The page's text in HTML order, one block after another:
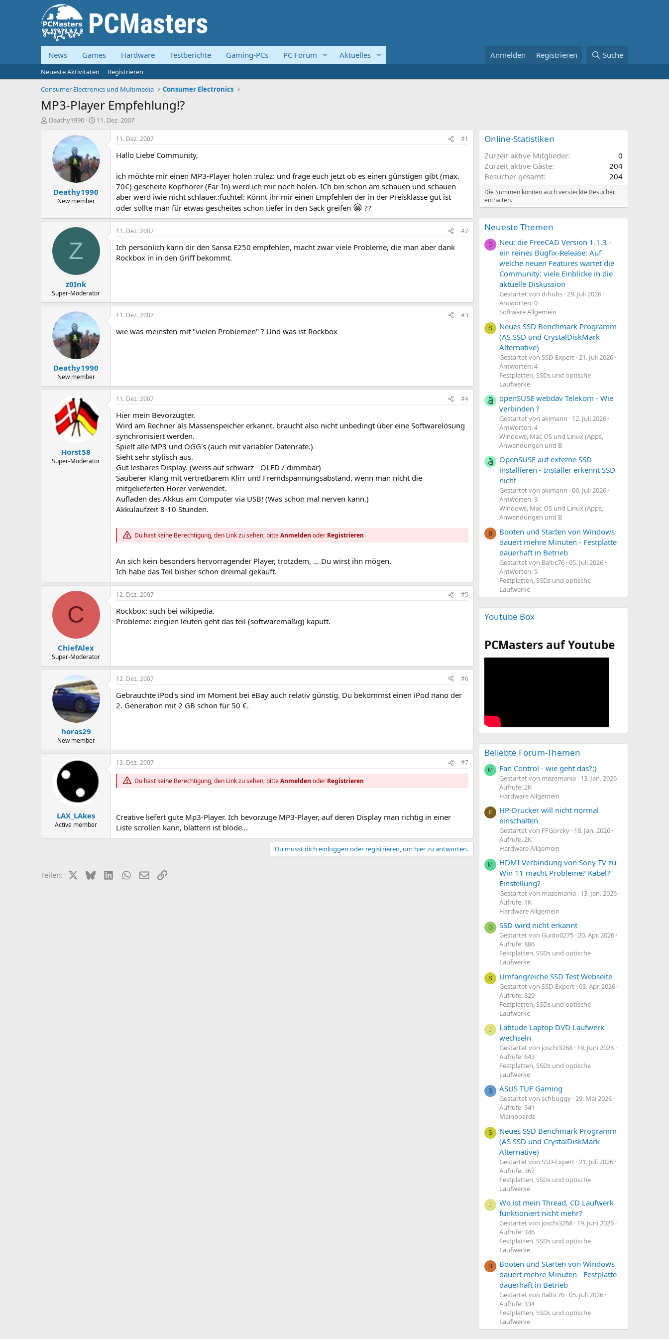
News Games Hardware Testberichte Gaming-PCs PC Forum Aktuelles Anmelden Registrieren Suche
Neueste Aktivitäten
Registrieren
Consumer Electronics und Multimedia
Consumer Electronics
MP3-Player Empfehlung!?
E
Deathy1990
E
t
e
l
l
a
11. Dez. 2007
Deathy1990
New member
11. Dez. 2007 #1
Hallo Liebe Community,
ich möchte mir einen MP3-Player holen :rulez: und frage euch jetzt ob es einen günstigen gibt (max.
70€) gescheite Kopfhörer (Ear-In) werd ich mir noch holen. ICh bin schon am schauen und schauen
aber werd iwie nicht schlauer.:fuchtel: Könnt ihr mir einen Empfehlen der in der Preisklasse gut ist
oder sollte man für etwas gescheites schon tiefer in den Sack greifen 😀 ??
Z
z0Ink
Super-Moderator
11. Dez. 2007 #2
Ich persönlich kann dir den Sansa E250 empfehlen, macht zwar viele Probleme, die man aber dank
Rockbox in in den Griff bekommt.
Deathy1990
New member
11. Dez. 2007 #3
wie was meinsten mit "vielen Problemen" ? Und was ist Rockbox
Horst58
Super-Moderator
11. Dez. 2007 #4
Hier mein Bevorzugter.
Wird am Rechner als Massenspeicher erkannt, braucht also nicht unbedingt über eine Softwarelösung
synchronisiert werden.
Spielt alle MP3 und OGG's (auch mit variabler Datenrate.)
Sieht sehr stylisch aus.
Gut lesbares Display. (weiss auf schwarz - OLED / dimmbar)
Sauberer Klang mit vertretbarem Klirr und Fremdspannungsabstand, wenn man nicht die
mitgelieferten Hörer verwendet.
Aufladen des Akkus am Computer via USB! (Was schon mal nerven kann.)
Akkulaufzeit 8-10 Stunden.
Du hast keine Berechtigung, den Link zu sehen, bitteAnmelden oder Registrieren
An sich kein besonders hervorragender Player, trotzdem, ... Du wirst ihn mögen.
Ich habe das Teil bisher schon dreimal gekauft.
C
ChiefAlex
Super-Moderator
12. Dez. 2007 #5
Rockbox: such bei wikipedia.
Probleme: eingien leuten geht das teil (softwaremäßig) kaputt.
horas29
New member
12. Dez. 2007 #6
Gebrauchte iPod's sind im Moment bei eBay auch relativ günstig. Du bekommst einen iPod nano der
2. Generation mit 2 GB schon für 50 €.
LAX_LAkes
Active member
13. Dez. 2007 #7
Du hast keine Berechtigung, den Link zu sehen, bitteAnmelden oder Registrieren
Creative liefert gute Mp3-Player. Ich bevorzuge MP3-Player, auf deren Display man richtig in einer
Liste scrollen kann, blättern ist blöde...
Du musst dich einloggen oder registrieren, um hier zu antworten.
Teilen: X (Twitter)
BlueskyLinkedInWhatsApp
E-MailLink
Online-Statistiken
Zurzeit aktive Mitglieder
0
Zurzeit aktive Gäste
204
Besucher gesamt
204
Die Summen können auch versteckte Besucher
enthalten.
Neueste Themen
D
Neu: die FreeCAD Version 1.1.3 -
ein reines Bugfix-Release: Auf
welche neuen Features wartet die
Community: viele Einblicke in die
aktuelle Diskussion
Gestartet von d-hubs 29. Juli 2026
Antworten: 0
Software Allgemein
S
Neues SSD Benchmark Programm
(AS SSD und CrystalDiskMark
Alternative)
Gestartet von SSD-Expert 21. Juli 2026
Antworten: 4
Festplatten, SSDs und optische
Laufwerke
openSUSE webdav Telekom - Wie
verbinden ?
Gestartet von akimann
12. Juli 2026
Antworten: 4
Windows, Mac OS und Linux (Apps,
Anwendungen und B
OpenSUSE auf externe SSD
installieren - Installer erkennt SSD
nicht
Gestartet von akimann 06. Juli 2026
Antworten: 3
Windows, Mac OS und Linux (Apps,
Anwendungen und B
B
Booten und Starten von Windows
dauert mehre Minuten - Festplatte
dauerhaft in Betrieb
Gestartet von Baltic76 05. Juli 2026
Antworten: 5
Festplatten, SSDs und optische
Laufwerke
Youtube Box
PCMasters auf Youtube
Beliebte Forum-Themen
M Fan Control - wie geht das?;)
Gestartet von mazemania 13. Jan. 2026
Aufrufe: 2K
Hardware Allgemein
F
HP-Drucker will nicht normal
einschalten
Gestartet von FFGorcky 18. Jan. 2026
Aufrufe: 2K
Hardware Allgemein
M
HDMI Verbindung von Sony TV zu
Win 11 macht Probleme? Kabel?
Einstellung?
Gestartet von mazemania 13. Jan. 2026
Aufrufe: 1K
Hardware Allgemein
G SSD wird nicht erkannt
Gestartet von Guido0275 20. Apr. 2026
Aufrufe: 886
Festplatten, SSDs und optische
Laufwerke
S Umfangreiche SSD Test Webseite
Gestartet von SSD-Expert 03. Apr. 2026
Aufrufe: 829
Festplatten, SSDs und optische
Laufwerke
J
Latitude Laptop DVD Laufwerk
wechseln
Gestartet von joschi3268 19. Juni 2026
Aufrufe: 643
Festplatten, SSDs und optische
Laufwerke
S ASUS TUF Gaming
Gestartet von schbuggy 29. Mai 2026
Aufrufe: 541
Mainboards
S
Neues SSD Benchmark Programm
(AS SSD und CrystalDiskMark
Alternative)
Gestartet von SSD-Expert 21. Juli 2026
Aufrufe: 367
Festplatten, SSDs und optische
Laufwerke
J
Wo ist mein Thread, CD Laufwerk
funktioniert nicht mehr?
Gestartet von joschi3268 19. Juni 2026
Aufrufe: 346
Festplatten, SSDs und optische
Laufwerke
B
Booten und Starten von Windows
dauert mehre Minuten - Festplatte
dauerhaft in Betrieb
Gestartet von Baltic76 05. Juli 2026
Aufrufe: 334
Festplatten, SSDs und optische
Laufwerke